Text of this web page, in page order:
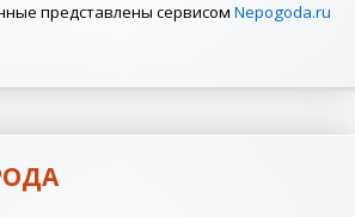
представлены сервисом Nepogoda.ru